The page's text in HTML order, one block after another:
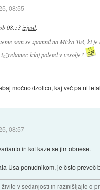
08:55
08:53 izjavil:
sem se spomnil na Mirka Tuš, ki
kdaj poletel v vesolje?
močno džolico, kaj več pa ni
08:57
in kot kaže se jim obnese.
Usa ponudnikom, je čisto preveč
živite v sedanjosti in razmišljajte o